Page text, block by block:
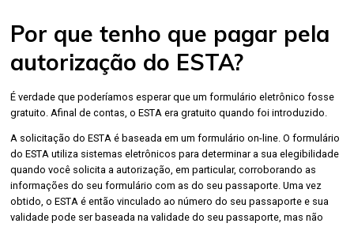
Por que tenho que pagar pela
autorização do ESTA?
É verdade que poderíamos esperar que um formulário eletrônico fosse
gratuito. Afinal de contas, o ESTA era gratuito quando foi introduzido.
A solicitação do ESTA é baseada em um formulário on-line. O formulário
do ESTA utiliza sistemas eletrônicos para determinar a sua elegibilidade
quando você solicita a autorização, em particular, corroborando as
informações do seu formulário com as do seu passaporte. Uma vez
obtido, o ESTA é então vinculado ao número do seu passaporte e sua
validade pode ser baseada na validade do seu passaporte, mas não